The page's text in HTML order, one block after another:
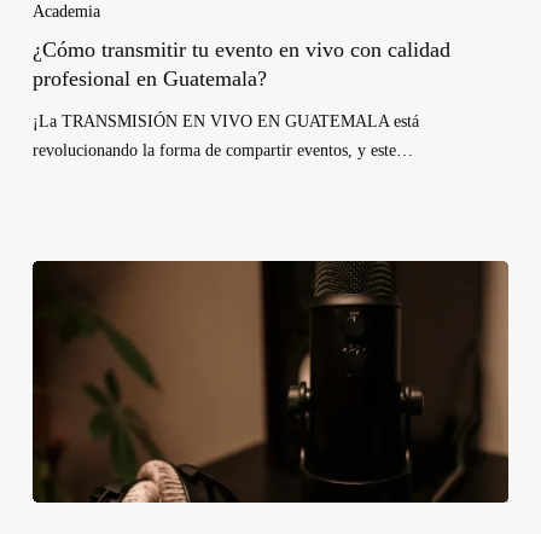
Academia
¿Cómo transmitir tu evento en vivo con calidad
profesional en Guatemala?
¡La TRANSMISIÓN EN VIVO EN GUATEMALA está
revolucionando la forma de compartir eventos, y este…